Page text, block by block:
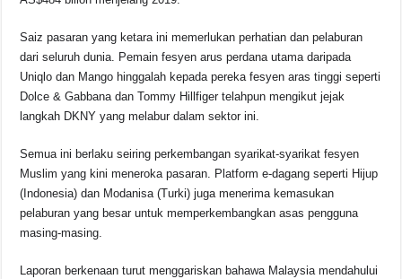
Saiz pasaran yang ketara ini memerlukan perhatian dan pelaburan
dari seluruh dunia. Pemain fesyen arus perdana utama daripada
Uniqlo dan Mango hinggalah kepada pereka fesyen aras tinggi seperti
Dolce & Gabbana dan Tommy Hillfiger telahpun mengikut jejak
langkah DKNY yang melabur dalam sektor ini.
Semua ini berlaku seiring perkembangan syarikat-syarikat fesyen
Muslim yang kini meneroka pasaran. Platform e-dagang seperti Hijup
(Indonesia) dan Modanisa (Turki) juga menerima kemasukan
pelaburan yang besar untuk memperkembangkan asas pengguna
masing-masing.
Laporan berkenaan turut menggariskan bahawa Malaysia mendahului